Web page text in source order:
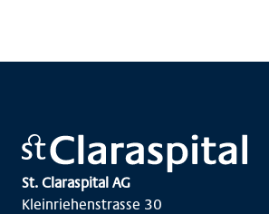
St. Claraspital AG
Kleinriehenstrasse 30